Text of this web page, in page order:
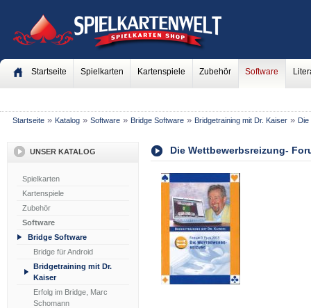
Startseite Spielkarten Kartenspiele Zubehör Software
Startseite » Katalog » Software » Bridge Software » Bridgetraining mit Dr. Kaiser »
UNSER KATALOG
Spielkarten
Kartenspiele
Zubehör
Software
Bridge Software
Bridge für Android
Bridgetraining mit Dr.
Kaiser
Erfolg im Bridge, Marc
Schomann
Die Wettbewerbsreizung-